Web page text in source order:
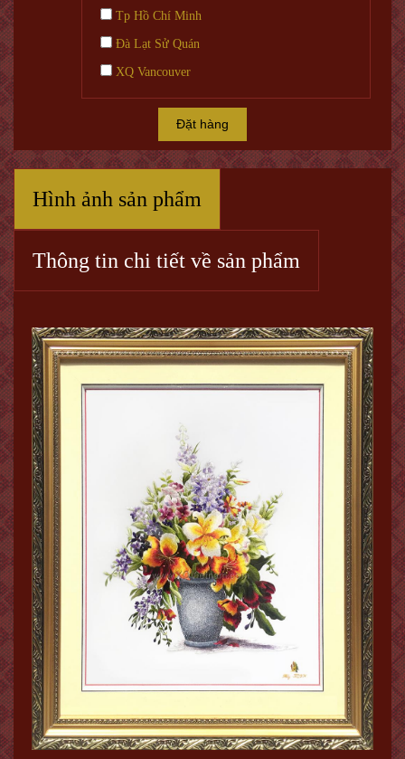
Tp Hồ Chí Minh
Đà Lạt Sử Quán
XQ Vancouver
Đặt hàng
Hình ảnh sản phẩm
Thông tin chi tiết về sản phẩm